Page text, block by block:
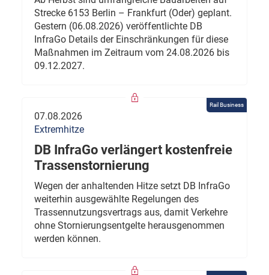
Strecke 6153 Berlin – Frankfurt (Oder) geplant.
Gestern (06.08.2026) veröffentlichte DB
InfraGo Details der Einschränkungen für diese
Maßnahmen im Zeitraum vom 24.08.2026 bis
09.12.2027.
Rail Business
07.08.2026
Extremhitze
DB InfraGo verlängert kostenfreie
Trassenstornierung
Wegen der anhaltenden Hitze setzt DB InfraGo
weiterhin ausgewählte Regelungen des
Trassennutzungsvertrags aus, damit Verkehre
ohne Stornierungsentgelte herausgenommen
werden können.